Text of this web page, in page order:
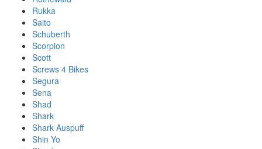
Rukka
Saito
Schuberth
Scorpion
Scott
Screws 4 Bikes
Segura
Sena
Shad
Shark
Shark Auspuff
Shin Yo